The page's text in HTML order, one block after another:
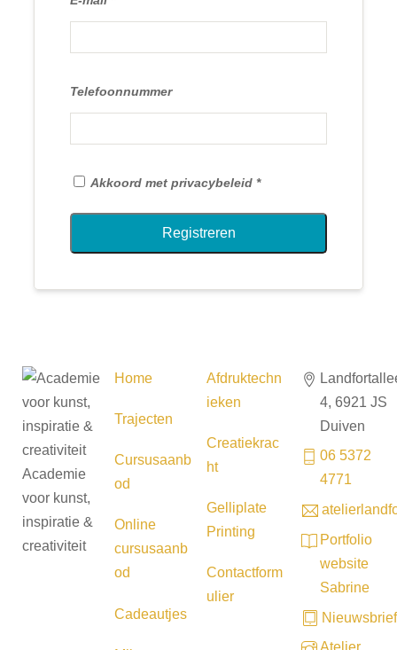
Telefoonnummer
Akkoord met privacybeleid
Registreren
Academie
voor kunst,
inspiratie &
creativiteit
Home
Trajecten
Cursusaanb
od
Online
cursusaanb
od
Cadeautjes
Afdruktechn
ieken
Creatiekrac
ht
Gelliplate
Printing
Contactform
ulier
4, 6921 JS
Duiven
06 5372
4771
Portfolio
website
Sabrine
Nieuwsbrief